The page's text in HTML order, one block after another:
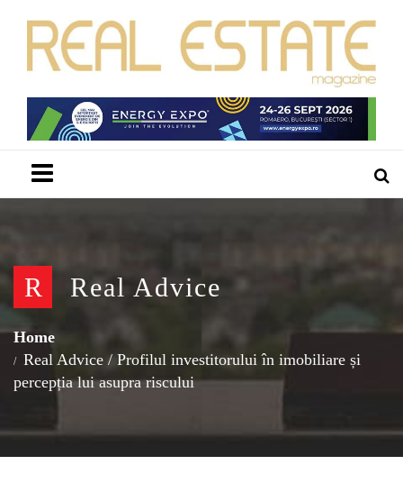
R Real Advice
Home
Real Advice / Profilul investitorului în imobiliare și
percepția lui asupra riscului